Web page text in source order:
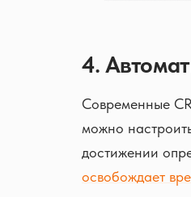
4.
Современные
можно
достижении
освобождает